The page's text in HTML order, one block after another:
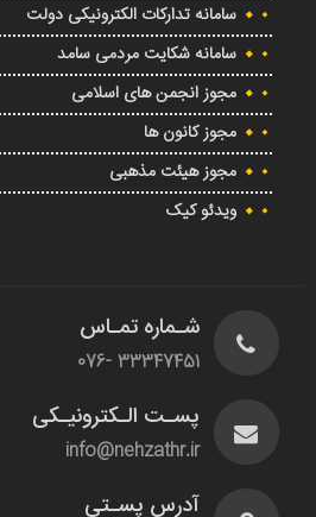
سامانه تدارکات الکترونیکی دولت
سامانه شکایت مردمی سامد
مجوز انجمن های اسلامی
مجوز کانون ها
مجوز هیئت مذهبی
ویدئو کیک
شـماره تمـاس
33347451 -076
پسـت الـکترونیـکی
info@nehzathr.ir
آدرس پسـتی